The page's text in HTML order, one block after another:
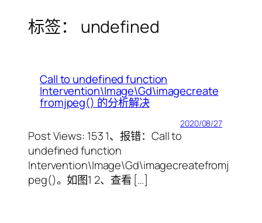
标签： undefined
Call to undefined function
Intervention\Image\Gd\imagecreate
fromjpeg() 的分析解决
2020/08/27
Post Views: 153 1、报错：Call to
undefined function
Intervention\Image\Gd\imagecreatefromj
peg()。如图1 2、查看 […]